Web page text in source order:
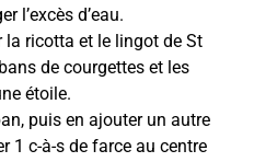
l’excès d’eau.
la ricotta et le lingot de St
de courgettes et les
étoile.
puis en ajouter un autre
1 c-à-s de farce au centre